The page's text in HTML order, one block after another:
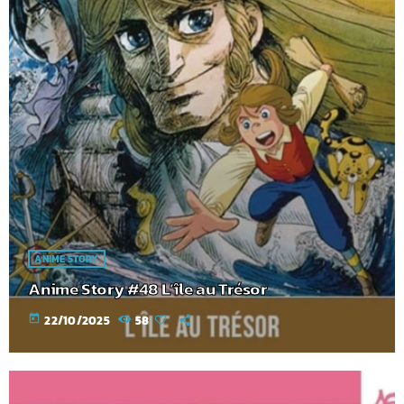
ANIME STORY
Anime Story #48 L’île au Trésor
today 22/10/2025 58